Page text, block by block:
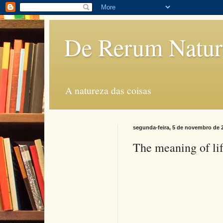
De Rerum
A natureza das coisas
segunda-feira, 5 de novembro de
The meaning of